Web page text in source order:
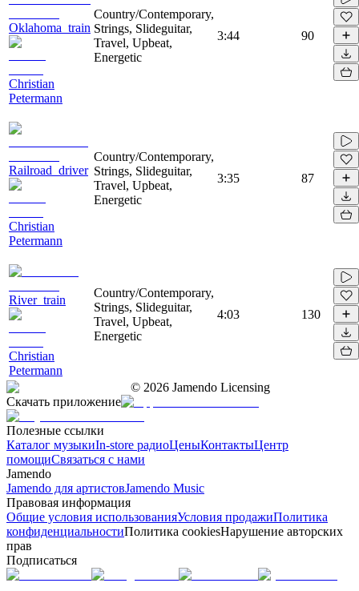
Oklahoma_train
Christian
Petermann
Country/Contemporary,
Strings, Slideguitar,
Travel, Upbeat,
Energetic
3:44 90
Railroad_driver
Christian
Petermann
Country/Contemporary,
Strings, Slideguitar,
Travel, Upbeat,
Energetic
3:35 87
River_train
Christian
Petermann
Country/Contemporary,
Strings, Slideguitar,
Travel, Upbeat,
Energetic
4:03 130
© 2026 Jamendo Licensing
Скачать приложение
Полезные ссылки
Каталог музыкиIn-store радиоЦеныКонтактыЦентр
помощиСвязаться с нами
Jamendo
Jamendo для артистовJamendo Music
Правовая информация
Общие условия использованияУсловия продажиПолитика
конфиденциальностиПолитика cookiesНарушение авторских
прав
Подписаться